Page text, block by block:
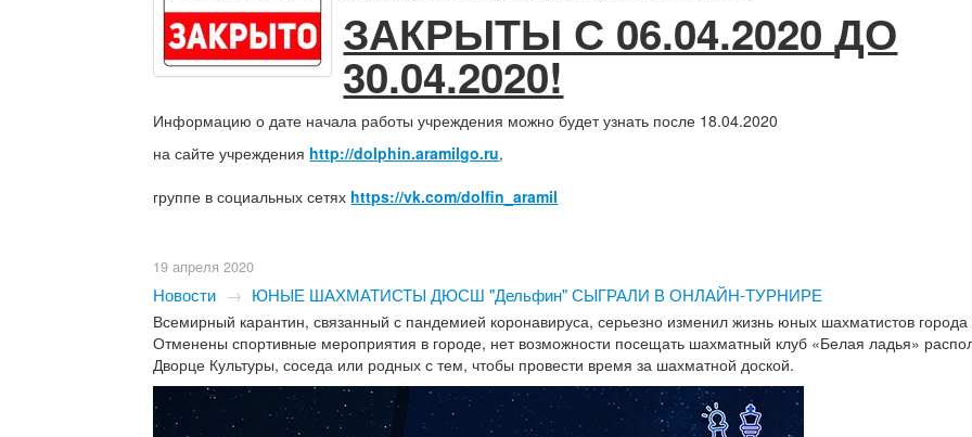
ЗАКРЫТЫ С 06.04.2020ДО
30.04.2020!
Информацию о дате начала работы учреждения можно будет узнать после 18.04.2020
на сайте учреждения http://dolphin.aramilgo.ru,
группе в социальных сетях https://vk.com/dolfin_aramil
19 апреля 2020
Новости → ЮНЫЕ ШАХМАТИСТЫ ДЮСШ "Дельфин" СЫГРАЛИ В ОНЛАЙН-ТУРНИРЕ
Всемирный карантин, связанный с пандемией коронавируса, серьезно изменил жизнь юных шахматистов
Отменены спортивные мероприятия в городе, нет возможности посещать шахматный клуб «Белая ладья»
Дворце Культуры, соседа или родных с тем, чтобы провести время за шахматной доской.